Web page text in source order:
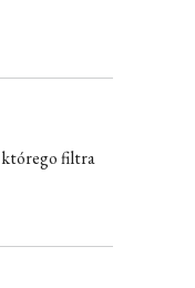
którego filtra